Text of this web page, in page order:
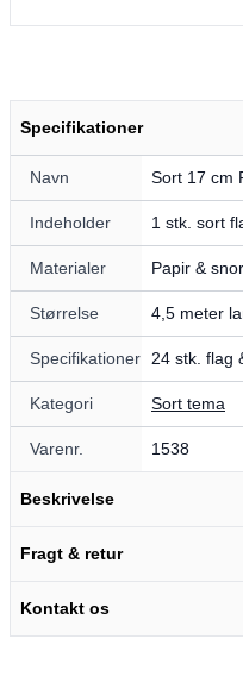
Specifikationer
Navn Sort 17 cm
Indeholder 1 stk. sort
Materialer Papir & snor
Størrelse 4,5 meter
Specifikationer 24 stk. flag
Kategori Sort tema
Varenr. 1538
Beskrivelse
Fragt & retur
Kontakt os